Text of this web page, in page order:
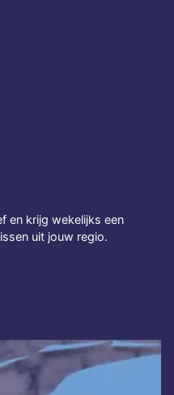
en krijg wekelijks een
uit jouw regio.